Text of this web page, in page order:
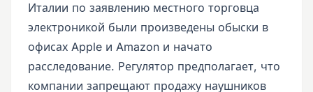
Италии по заявлению местного торговца
электроникой были произведены обыски в
офисах Apple и Amazon и начато
расследование. Регулятор предполагает, что
компании запрещают продажу наушников